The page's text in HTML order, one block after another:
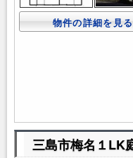
物件の詳細を見る
三島市梅名１LK